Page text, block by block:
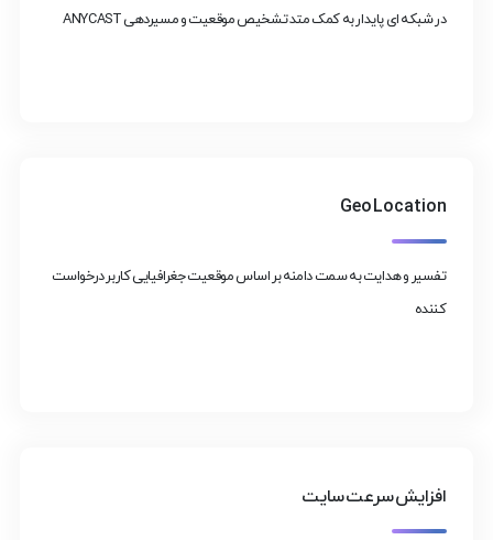
در شبکه ای پایدار به کمک متد تشخیص موقعیت و مسیردهی ANYCAST
Geo Location
تفسیر و هدایت به سمت دامنه بر اساس موقعیت جغرافیایی کاربر درخواست
کننده
افزایش سرعت سایت